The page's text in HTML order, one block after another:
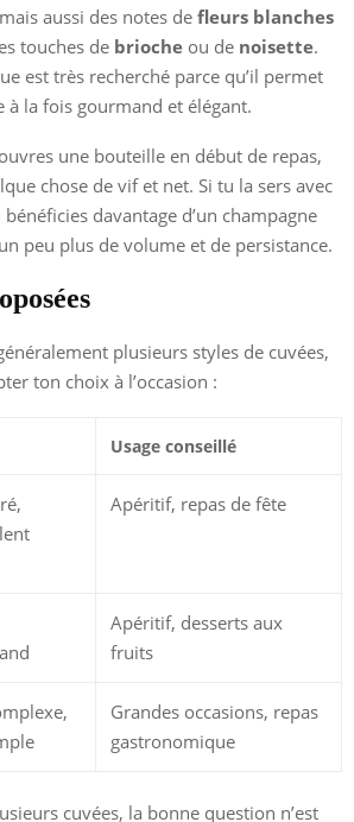
aussi des notes de fleurs blanches
touches de brioche ou de noisette.
est très recherché parce qu’il permet
à la fois gourmand et élégant.
une bouteille en début de repas,
chose de vif et net. Si tu la sers avec
davantage d’un champagne
peu plus de volume et de persistance.
plusieurs styles de cuvées,
ton choix à l’occasion :
Usage conseillé
Apéritif, repas de fête
Apéritif, desserts aux
fruits
Grandes occasions, repas
gastronomique
cuvées, la bonne question n’est